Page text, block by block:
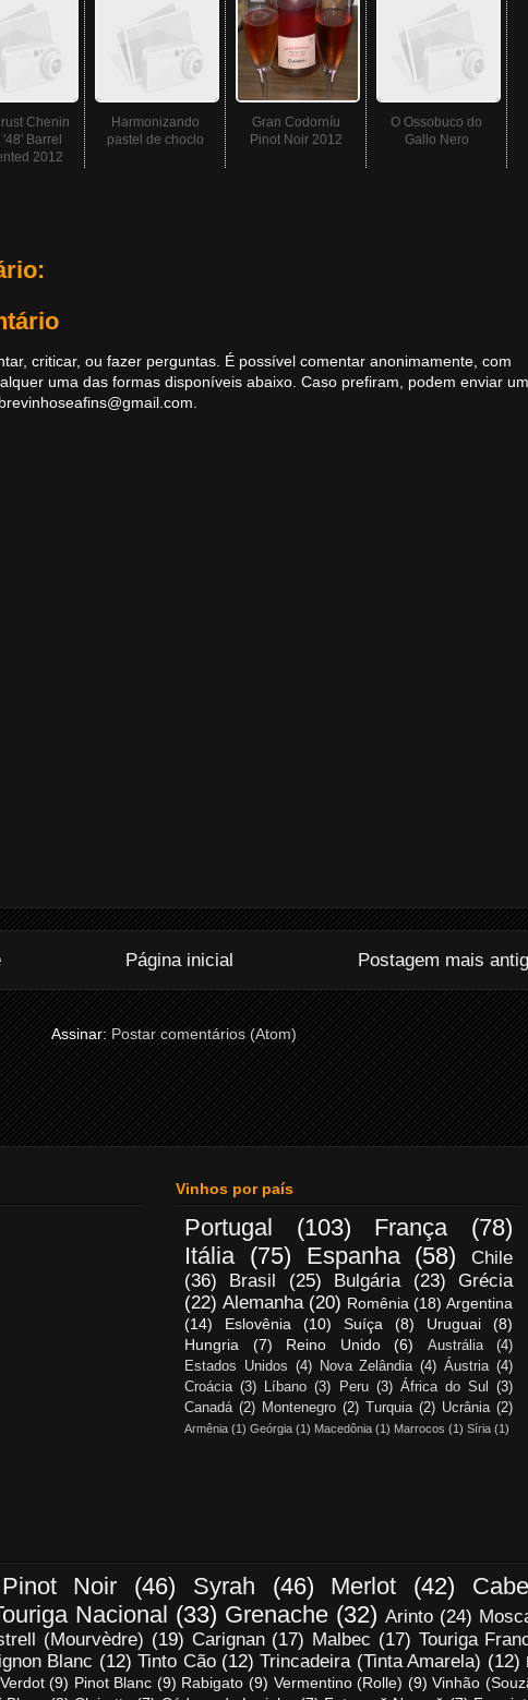
Chenin
'48' Barrel
2012
Harmonizando
pastel de choclo
Gran Codorníu
Pinot Noir 2012
O Ossobuco do
Gallo Nero
criticar, ou fazer perguntas. É possível comentar anonimamente, com
uma das formas disponíveis abaixo. Caso prefiram, podem enviar
Postagem mais
Página inicial
Assinar:Postar comentários (Atom)
Vinhos por país
Portugal (103) França
(78)
Itália (75) Espanha (58)
Chile
(36)
Brasil (25) Bulgária (23)
Grécia
(22) Alemanha (20) Romênia (18) Argentina
(14)
Eslovênia (10) Suíça (8) Uruguai
(8)
Hungria
(7) Reino Unido (6) Austrália
(4)
Estados Unidos (4) Nova Zelândia (4) Áustria (4)
Croácia (3) Líbano (3) Peru (3) África do Sul
(3)
Canadá (2) Montenegro (2) Turquia (2) Ucrânia (2)
Armênia (1) Geórgia (1) Macedônia (1) Marrocos (1) Síria (1)
Pinot Noir (46) Syrah (46) Merlot (42)
Nacional (33) Grenache (32) Arinto (24)
(Mourvèdre) (19) Carignan (17) Malbec (17) Touriga
Blanc (12) Tinto Cão (12) Trincadeira (Tinta Amarela) (12)
(9) Pinot Blanc (9) Rabigato (9) Vermentino (Rolle) (9) Vinhão